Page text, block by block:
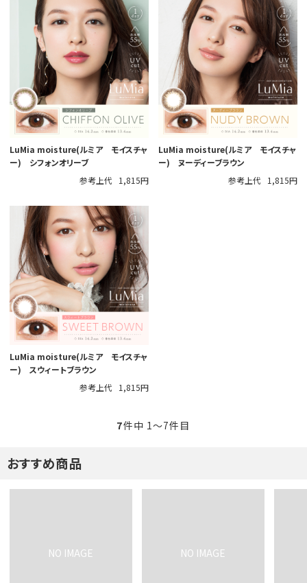
LuMia moisture(ルミア モイスチャ
ー) シフォンオリーブ
参考上代
1,815円
LuMia moisture(ルミア モイスチャ
ー) ヌーディーブラウン
参考上代
1,815円
LuMia moisture(ルミア モイスチャ
ー) スウィートブラウン
参考上代
1,815円
7件中 1〜7件目
おすすめ商品